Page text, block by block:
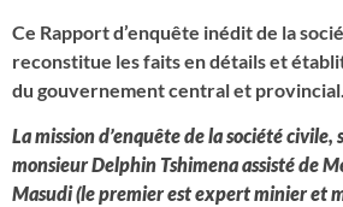
Ce Rapport d’enquête inédit de la
reconstitue les faits en détails et
du gouvernement central et provincial.
La mission d’enquête de la société civile,
monsieur Delphin Tshimena assisté de
Masudi (le premier est expert minier et